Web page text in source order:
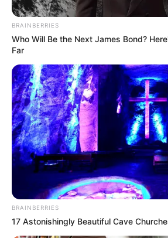
abuso
por
BRAINBERRIES
Who Will Be the Next James Bond?
Far
BRAINBERRIES
17 Astonishingly Beautiful Cave